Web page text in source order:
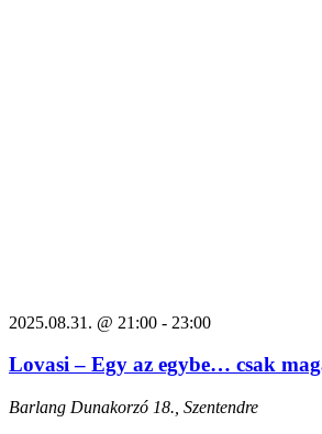
2025.08.31. @ 21:00 - 23:00
Lovasi – Egy az egybe… csak
Barlang Dunakorzó 18., Szentendre